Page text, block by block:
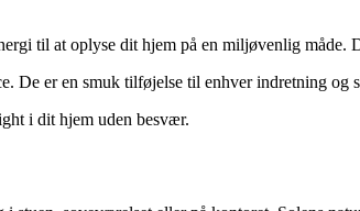
til at oplyse dit hjem på en miljøvenlig
De er en smuk tilføjelse til enhver indretning og
i dit hjem uden besvær.